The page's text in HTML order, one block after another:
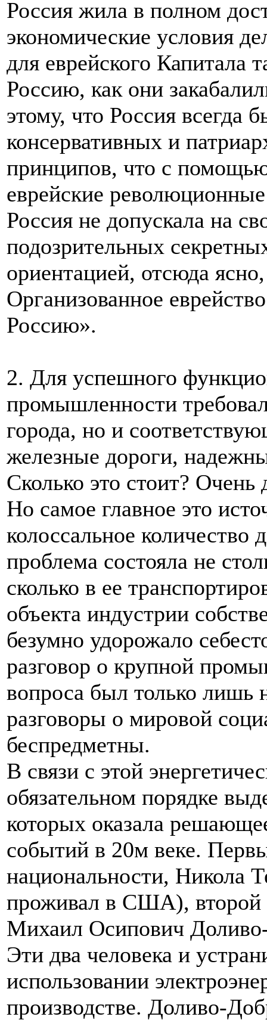
Россия жила в полном
экономические условия
для еврейского Капитала
Россию, как они
этому, что Россия всегда
консервативных и
принципов, что с
еврейские
Россия не допускала на
подозрительных
ориентацией, отсюда
Организованное
Россию».
2. Для успешного
промышленности
города, но и
железные дороги,
Сколько это стоит? Очень
Но самое главное это
колоссальное
проблема состояла не
сколько в ее
объекта индустрии
безумно удорожало
разговор о крупной
вопроса был только лишь
разговоры о мировой
беспредметны.
В связи с этой
обязательном порядке
которых оказала
событий в 20м веке.
национальности, Никола
проживал в США), второй
Михаил Осипович
Эти два человека и
использовании
производстве. Доливо-